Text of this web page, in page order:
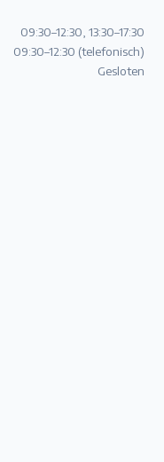
09:30–12:30, 13:30–17:30
09:30–12:30 (telefonisch)
Gesloten